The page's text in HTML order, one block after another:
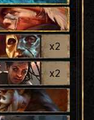
x2
x2